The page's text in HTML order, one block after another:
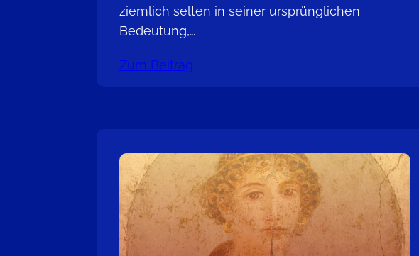
ziemlich selten in seiner ursprünglichen
Bedeutung,…
Zum Beitrag